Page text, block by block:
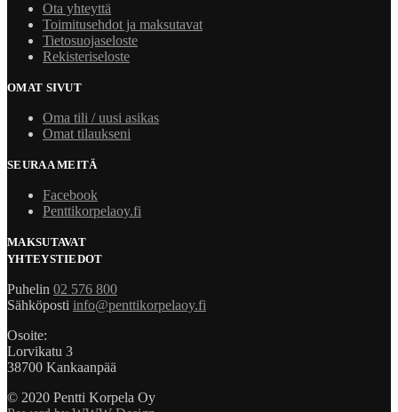
Ota yhteyttä
Toimitusehdot ja maksutavat
Tietosuojaseloste
Rekisteriseloste
OMAT SIVUT
Oma tili / uusi asikas
Omat tilaukseni
SEURAA MEITÄ
Facebook
Penttikorpelaoy.fi
MAKSUTAVAT
YHTEYSTIEDOT
Puhelin 02 576 800
Sähköposti info@penttikorpelaoy.fi
Osoite:
Lorvikatu 3
38700 Kankaanpää
© 2020 Pentti Korpela Oy